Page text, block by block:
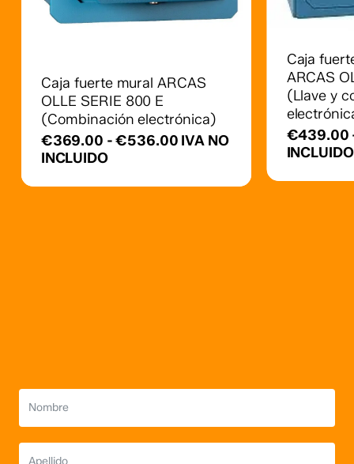
variantes.
Las
opciones
pueden
en
Caja fuerte mural ARCAS
OLLE SERIE 800 E
(Combinación electrónica)
€369.00 - €536.00Rango
desde
IVA NO
INCLUIDO
producto
variantes.
Las
opciones
pueden
elegir
la
Caja
ARCAS
(Llave y
€439.00
INCLUIDO